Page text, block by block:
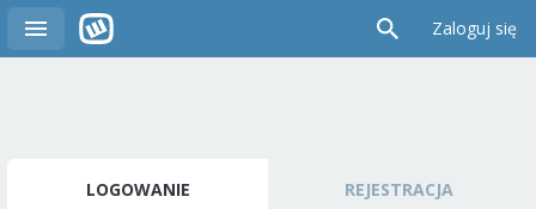
Zaloguj się
LOGOWANIE REJESTRACJA